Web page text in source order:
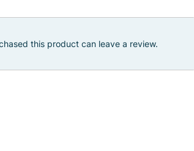
this product can leave a review.